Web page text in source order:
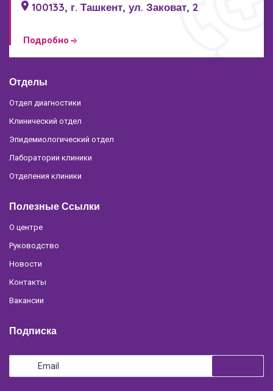
100133, г. Ташкент, ул. Заковат, 2
Подробно
Отделы
Отдел диагностики
Клинический отдел
Эпидемиологический отдел
Лаборатории клиники
Отделения клиники
Полезные Ссылки
О центре
Руководство
Новости
Контакты
Вакансии
Подписка